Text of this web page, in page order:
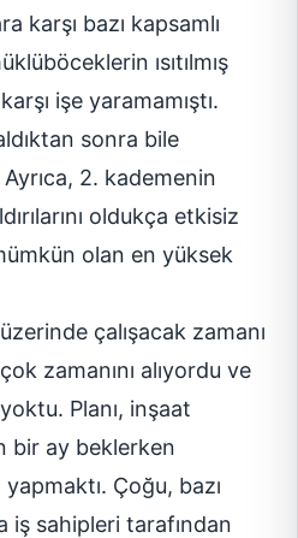
karşı bazı kapsamlı
ısıtılmış
işe yaramamıştı.
sonra bile
Ayrıca, 2. kademenin
oldukça etkisiz
olan en yüksek
çalışacak zamanı
zamanını alıyordu ve
Planı, inşaat
bir ay beklerken
Çoğu, bazı
iş sahipleri tarafından